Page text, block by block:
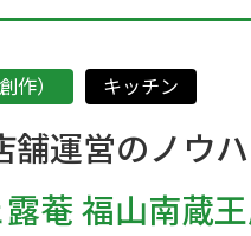
作） キッチン
運営のノウ
菴 福山南蔵